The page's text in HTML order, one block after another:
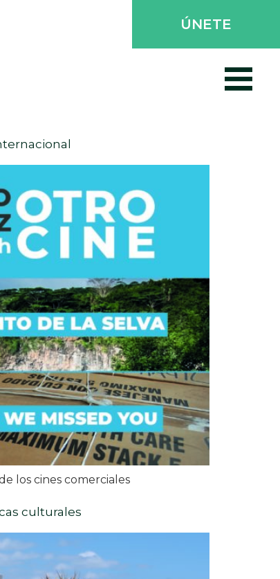
ÚNETE
los cines comerciales
culturales